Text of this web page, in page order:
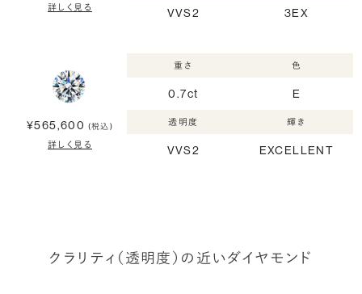
詳しく見る VVS2 3EX
¥565,600 (税込)
詳しく見る
重さ
0.7ct
色
E
透明度
VVS2
輝き
EXCELLENT
クラリティ（透明度）の近いダイヤモンド